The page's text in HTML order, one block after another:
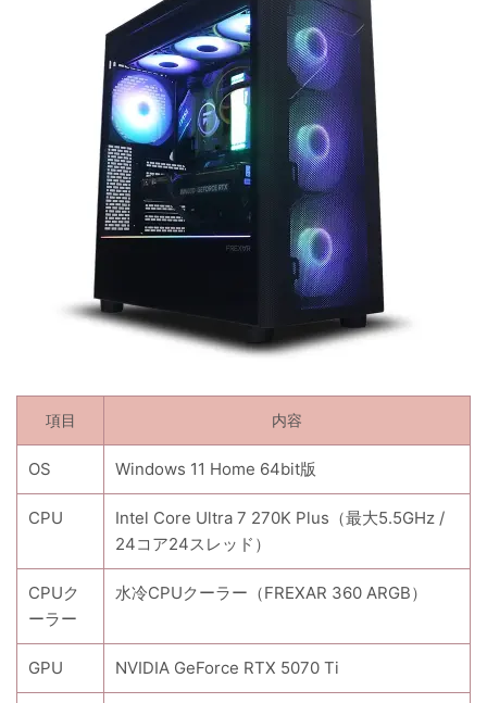
項目 内容
OS Windows 11 Home 64bit版
CPU
Intel Core Ultra 7 270K Plus（最大5.5GHz /
24コア24スレッド）
CPUク
ーラー
水冷CPUクーラー（FREXAR 360 ARGB）
GPU NVIDIA GeForce RTX 5070 Ti